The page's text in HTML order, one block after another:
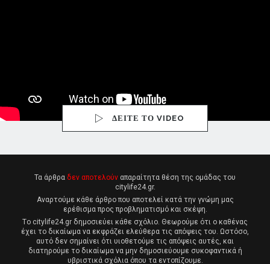
ΔΕΙΤΕ ΤΟ VIDEO
Τα άρθρα δεν αποτελούν απαραίτητα θέση της ομάδας του
citylife24.gr.
Αναρτούμε κάθε άρθρο που αποτελεί κατά την γνώμη μας
ερέθισμα προς προβληματισμό και σκέψη.
Tο citylife24.gr δημοσιεύει κάθε σχόλιο. Θεωρούμε ότι ο καθένας
έχει το δικαίωμα να εκφράζει ελεύθερα τις απόψεις του. Ωστόσο,
αυτό δεν σημαίνει ότι υιοθετούμε τις απόψεις αυτές, και
διατηρούμε το δικαίωμα να μην δημοσιεύουμε συκοφαντικά ή
υβριστικά σχόλια όπου τα εντοπίζουμε.